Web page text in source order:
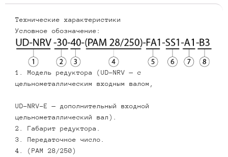
Технические характеристики
Условное обозначение:
1. Модель редуктора (UD-NRV — с
цельнометаллическим входным валом,
UD-NRV-E — дополнительный входной
цельнометаллический вал).
2. Габарит редуктора.
3. Передаточное число.
4. (PAM 28/250)